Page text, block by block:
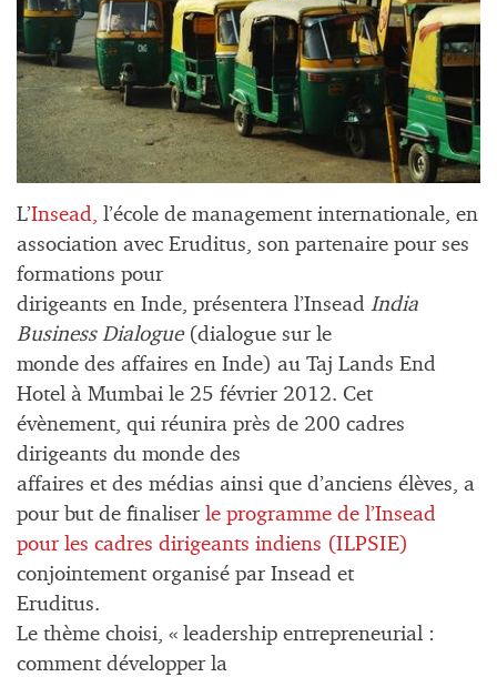
L’Insead, l’école de management internationale, en
association avec Eruditus, son partenaire pour ses
formations pour
dirigeants en Inde, présentera l’Insead India
Business Dialogue(dialogue sur le
monde des affaires en Inde) au Taj Lands End
Hotel à Mumbai le 25 février 2012. Cet
évènement, qui réunira près de 200 cadres
dirigeants du monde des
affaires et des médias ainsi que d’anciens élèves, a
pour but de finaliser le programme de l’Insead
pour les cadres dirigeants indiens (ILPSIE)
conjointement organisé par Insead et
Eruditus.
Le thème choisi, « leadership entrepreneurial :
comment développer la